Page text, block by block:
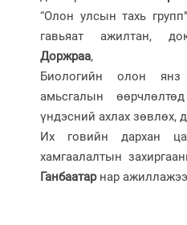
“Олон улсын тахь
гавьяат ажилтан,
Доржраа,
Биологийн олон янз
амьсгалын
үндэсний ахлах зөвлөх,
Их говийн дархан
хамгаалалтын
Ганбаатарнар